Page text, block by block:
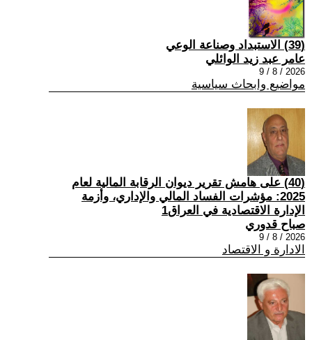
(39) الاستبداد وصناعة الوعي
عامر عبد زيد الوائلي
2026 / 8 / 9
مواضيع وابحاث سياسية
(40) على هامش تقرير ديوان الرقابة المالية لعام
2025: مؤشرات الفساد المالي والإداري، وأزمة
الإدارة الاقتصادية في العراق1
صباح قدوري
2026 / 8 / 9
الادارة و الاقتصاد